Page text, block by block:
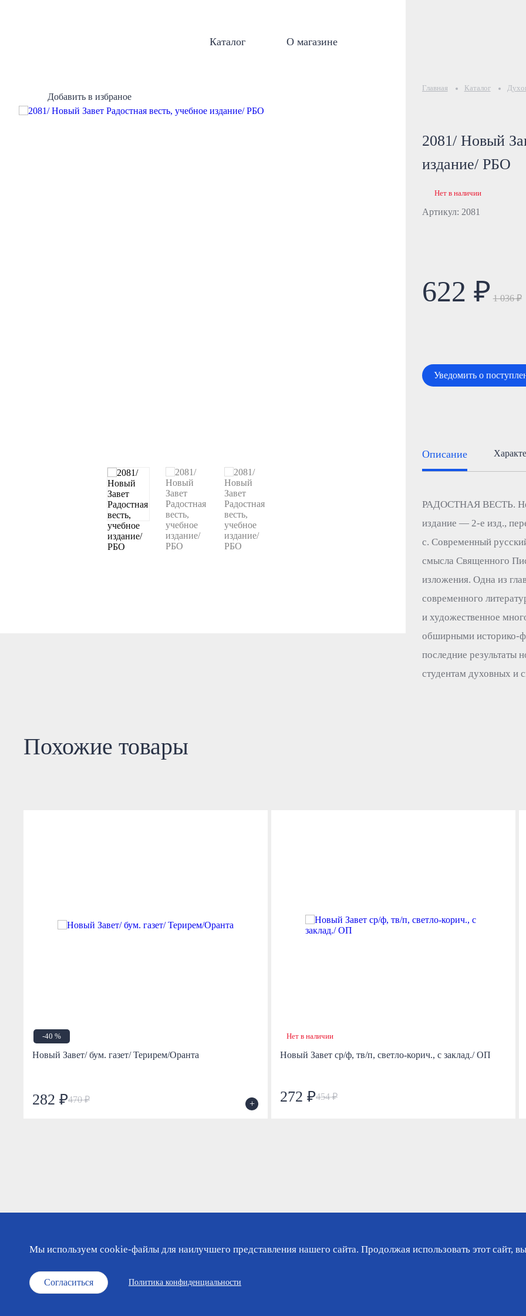
Каталог О магазине
Добавить в избраное
Главная Каталог
2081/ Новый
издание/ РБО
Артикул: 2081
Нет в наличии
622 ₽ 1 036 ₽
Уведомить о
Описание
РАДОСТНАЯ ВЕСТЬ.
издание — 2-е изд.,
с. Современный
смысла Священного
изложения. Одна из
современного
и художественное
обширными историко-
последние результаты
студентам духовных и
Похожие товары
-40 %
Новый Завет/ бум. газет/ Терирем/Оранта
282 ₽470 ₽ +
Нет в наличии
Новый Завет ср/ф, тв/п, светло-корич., с заклад./ ОП
272 ₽454 ₽
Мы используем cookie-файлы для наилучшего представления нашего сайта. Продолжая использовать этот сайт,
Согласиться Политика конфиденциальности